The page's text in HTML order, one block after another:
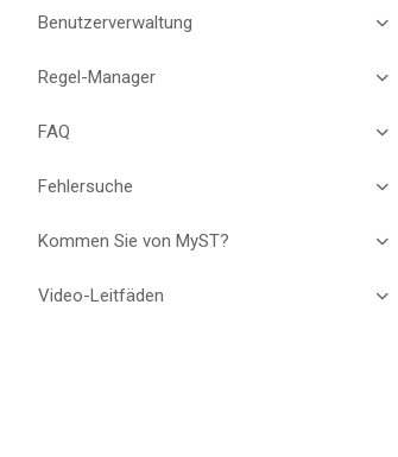
Benutzerverwaltung
Regel-Manager
FAQ
Fehlersuche
Kommen Sie von MyST?
Video-Leitfäden